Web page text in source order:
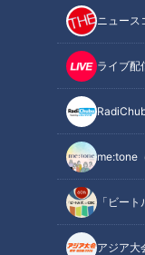
ニュース
ライブ配
me:tone
「ビート
アジア大
盛り盛りグルメ
届ける老舗の巨大
キャンプファイ
ライ！
崩れないように
バーグ
主役はキャベツ
デカ盛りメニュ
らあげタワー”！
頂上にはシャイ